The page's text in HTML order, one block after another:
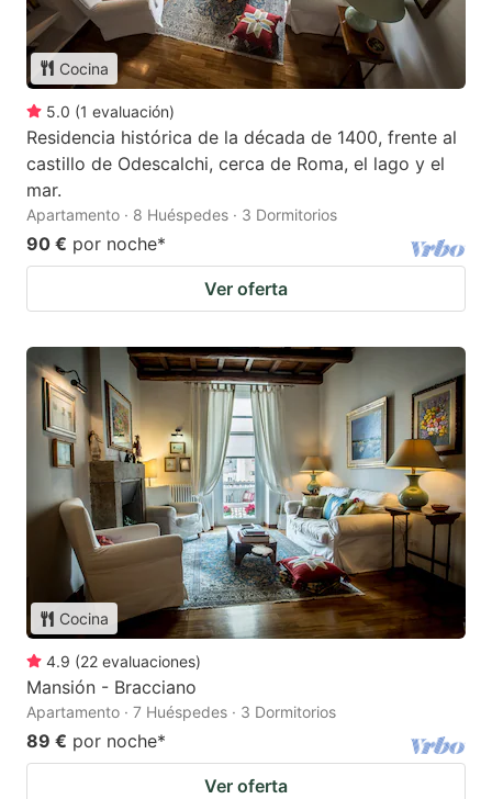
Cocina
5.0 (1 evaluación)
Residencia histórica de la década de 1400, frente al
castillo de Odescalchi, cerca de Roma, el lago y el
mar.
Apartamento · 8 Huéspedes · 3 Dormitorios
90 € por noche*
Ver oferta
Cocina
4.9 (22 evaluaciones)
Mansión - Bracciano
Apartamento · 7 Huéspedes · 3 Dormitorios
89 € por noche*
Ver oferta